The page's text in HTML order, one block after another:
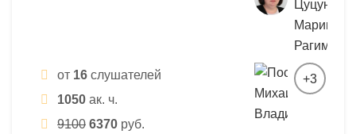
от 16 слушателей
1050 ак. ч.
9100 6370 руб.
+3